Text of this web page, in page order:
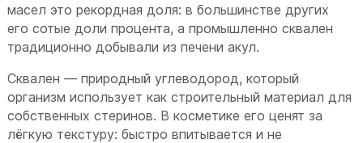
масел это рекордная доля: в большинстве других
его сотые доли процента, а промышленно сквален
традиционно добывали из печени акул.
Сквален — природный углеводород, который
организм использует как строительный материал для
собственных стеринов. В косметике его ценят за
лёгкую текстуру: быстро впитывается и не